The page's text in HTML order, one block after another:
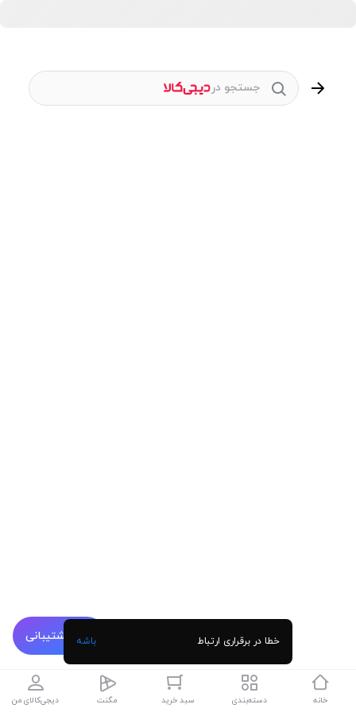
پشتیبانی
جستجو در
خانه دسته‌بندی سبد خرید مگنت دیجی‌کالای من
خطا در برقراری ارتباط باشه